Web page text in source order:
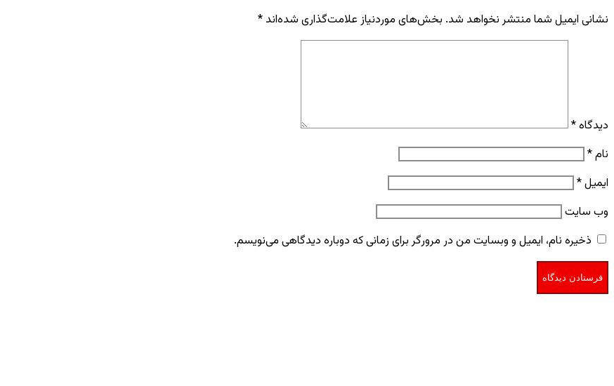
نشانی ایمیل شما منتشر نخواهد شد. بخش‌های موردنیاز علامت‌گذاری شده‌اند *
دیدگاه*
نام*
ایمیل*
وب‌ سایت
ذخیره نام، ایمیل و وبسایت من در مرورگر برای زمانی که دوباره دیدگاهی می‌نویسم.